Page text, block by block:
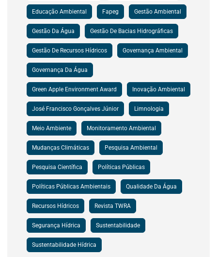
Educação Ambiental Fapeg Gestão Ambiental
Gestão Da Água Gestão De Bacias Hidrográficas
Gestão De Recursos Hídricos Governança Ambiental
Governança Da Água
Green Apple Environment Award Inovação Ambiental
José Francisco Gonçalves Júnior Limnologia
Meio Ambiente Monitoramento Ambiental
Mudanças Climáticas Pesquisa Ambiental
Pesquisa Científica Políticas Públicas
Políticas Públicas Ambientais Qualidade Da Água
Recursos Hídricos Revista TWRA
Segurança Hídrica Sustentabilidade
Sustentabilidade Hídrica